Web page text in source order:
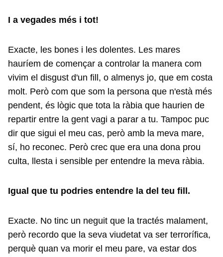
I a vegades més i tot!
Exacte, les bones i les dolentes. Les mares
hauríem de començar a controlar la manera com
vivim el disgust d'un fill, o almenys jo, que em costa
molt. Però com que som la persona que n'està més
pendent, és lògic que tota la ràbia que haurien de
repartir entre la gent vagi a parar a tu. Tampoc puc
dir que sigui el meu cas, però amb la meva mare,
sí, ho reconec. Però crec que era una dona prou
culta, llesta i sensible per entendre la meva ràbia.
Igual que tu podries entendre la del teu fill.
Exacte. No tinc un neguit que la tractés malament,
però recordo que la seva viudetat va ser terrorífica,
perquè quan va morir el meu pare, va estar dos